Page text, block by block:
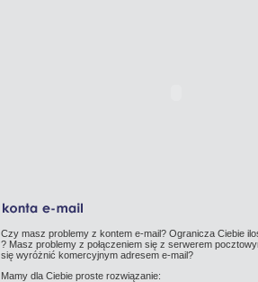
Czy masz problemy z kontem e-mail? Ogranicza Ciebie
? Masz problemy z połączeniem się z serwerem
się wyróżnić komercyjnym adresem e-mail?
Mamy dla Ciebie proste rozwiązanie: